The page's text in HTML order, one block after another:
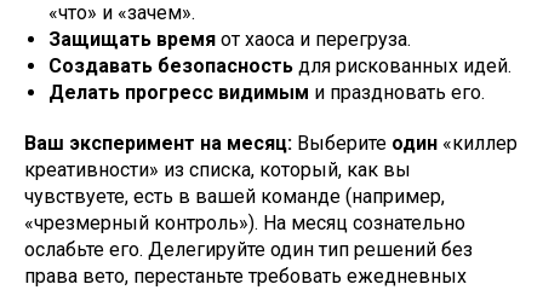
«что» и «зачем».
Защищать время от хаоса и перегруза.
Создавать безопасность для рискованных идей.
Делать прогресс видимым и праздновать его.
Ваш эксперимент на месяц: Выберите один «киллер
креативности» из списка, который, как вы
чувствуете, есть в вашей команде (например,
«чрезмерный контроль»). На месяц сознательно
ослабьте его. Делегируйте один тип решений без
права вето, перестаньте требовать ежедневных